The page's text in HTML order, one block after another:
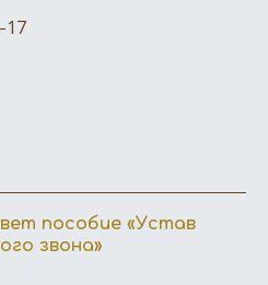
пособие «Устав
звона»